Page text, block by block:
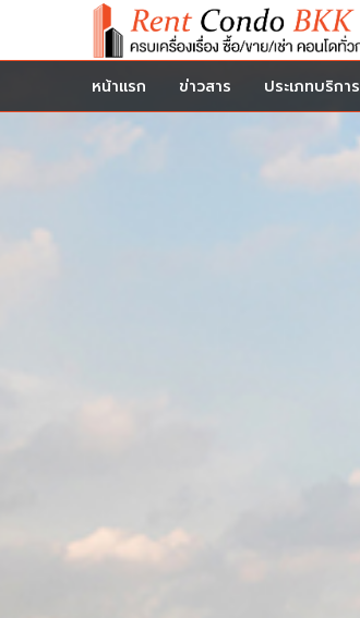
หน้าแรก ข่าวสาร ประเภทบริการ